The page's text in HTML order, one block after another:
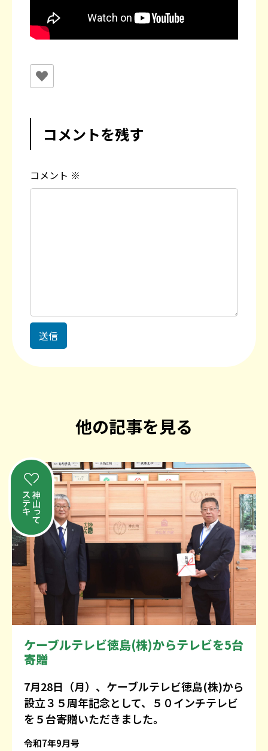
コメントを残す
コメント ※
他の記事を見る
ケーブルテレビ徳島(株)からテレビを5台
寄贈
7月28日（月）、ケーブルテレビ徳島(株)から
設立３５周年記念として、５０インチテレビ
を５台寄贈いただきました。
令和7年9月号